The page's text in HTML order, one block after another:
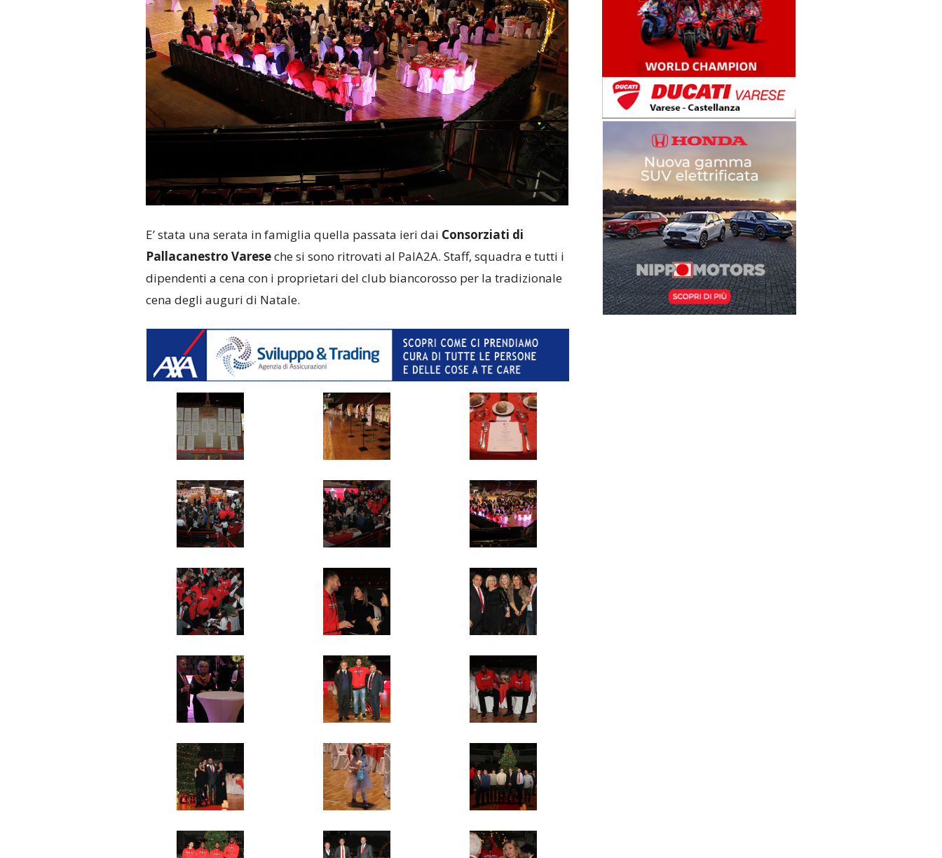
E’ stata una serata in famiglia quella passata ieri dai Consorziati di
Pallacanestro Vareseche si sono ritrovati al PalA2A. Staff, squadra e tutti i
dipendenti a cena con i proprietari del club biancorosso per la tradizionale
cena degli auguri di Natale.